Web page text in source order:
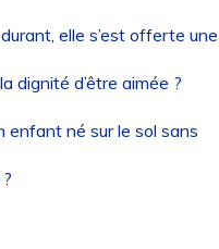
elle s’est offerte une
dignité d’être aimée ?
enfant né sur le sol sans